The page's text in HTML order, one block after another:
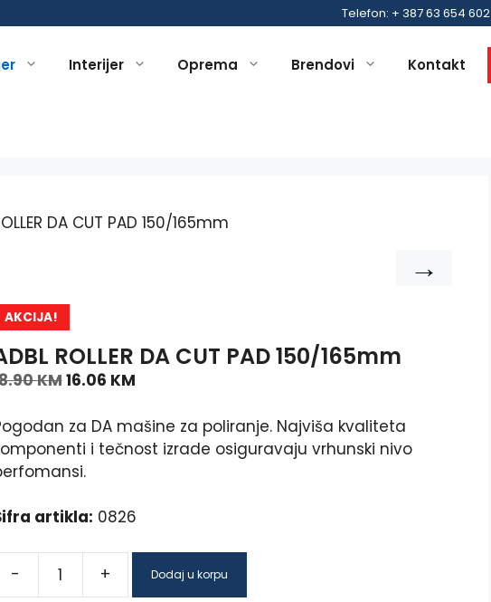
Telefon: + 387 63 654 602
Interijer Oprema Brendovi Kontakt
DA CUT PAD 150/165mm
→
AKCIJA!
ROLLER DA CUT PAD 150/165mm
KM16.06 KM
za DA mašine za poliranje. Najviša kvaliteta
i tečnost izrade osiguravaju vrhunski nivo
artikla: 0826
- + Dodaj u korpu